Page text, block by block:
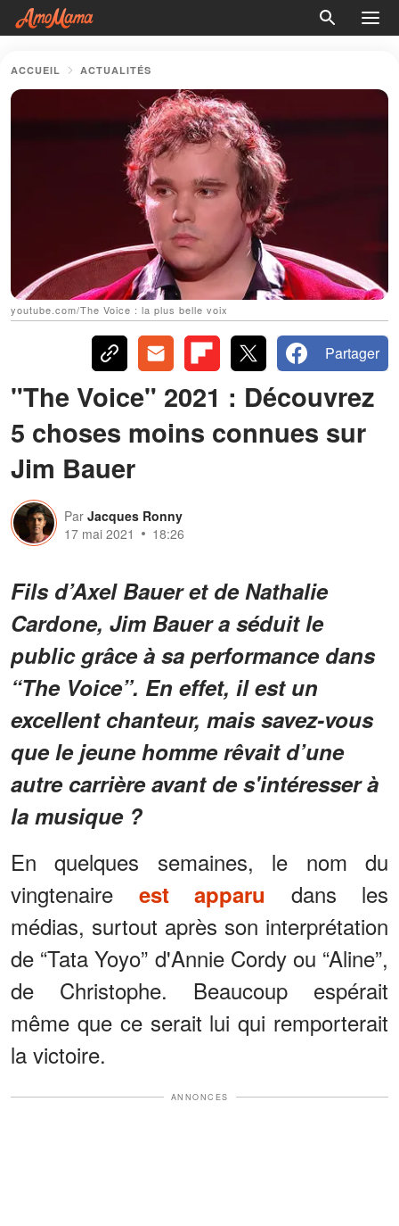
ACCUEIL ACTUALITÉS
youtube.com/The Voice : la plus belle voix
Partager
"The Voice" 2021 : Découvrez
5 choses moins connues sur
Jim Bauer
Par Jacques Ronny
17 mai 2021
18:26
Fils d’Axel Bauer et de Nathalie
Cardone, Jim Bauer a séduit le
public grâce à sa performance dans
“The Voice”. En effet, il est un
excellent chanteur, mais savez-vous
que le jeune homme rêvait d’une
autre carrière avant de s'intéresser à
la musique ?
En quelques semaines, le nom du
vingtenaire est apparu dans les
médias, surtout après son interprétation
de “Tata Yoyo” d'Annie Cordy ou “Aline”,
de Christophe. Beaucoup espérait
même que ce serait lui qui remporterait
la victoire.
ANNONCES